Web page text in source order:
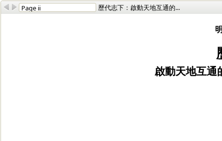
歷代志下：啟動天地互通的...
啟動天地互通